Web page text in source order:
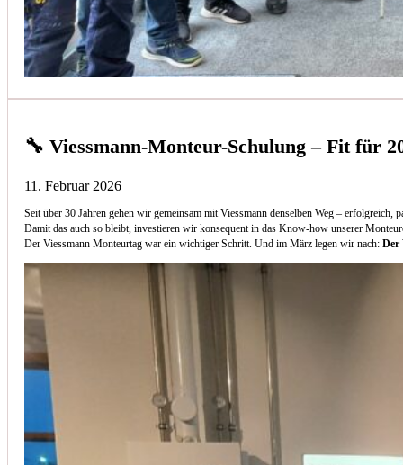
🔧 Viessmann-Monteur-Schulung – Fit für
11. Februar 2026
Seit über 30 Jahren gehen wir gemeinsam mit Viessmann denselben Weg – erfolgreich,
Damit das auch so bleibt, investieren wir konsequent in das Know-how unserer
Der Viessmann Monteurtag war ein wichtiger Schritt. Und im März legen wir nach:Der